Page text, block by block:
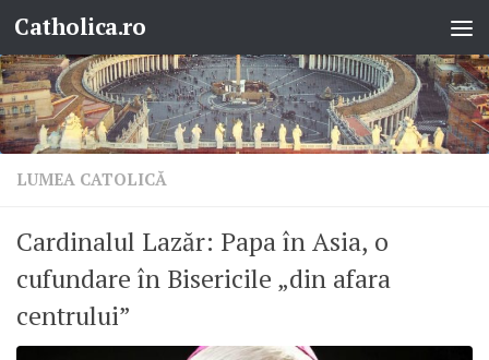
Skip to content
Catholica.ro
LUMEA CATOLICĂ
Cardinalul Lazăr: Papa în Asia, o
cufundare în Bisericile „din afara
centrului”